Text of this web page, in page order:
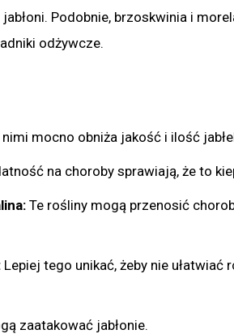
Podobnie, brzoskwinia i
odżywcze.
mocno obniża jakość i ilość
na choroby sprawiają, że to
Te rośliny mogą przenosić
Lepiej tego unikać, żeby nie ułatwiać
zaatakować jabłonie.